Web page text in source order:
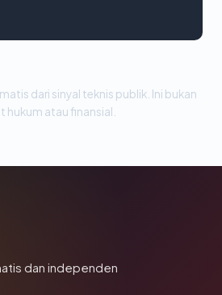
dari sinyal teknis publik. Ini bukan
hukum atau finansial.
dan independen